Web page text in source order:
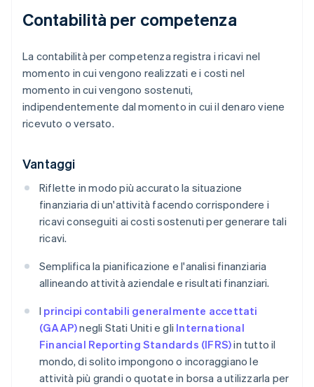
Contabilità per competenza
La contabilità per competenza registra i ricavi nel
momento in cui vengono realizzati e i costi nel
momento in cui vengono sostenuti,
indipendentemente dal momento in cui il denaro viene
ricevuto o versato.
Vantaggi
Riflette in modo più accurato la situazione
finanziaria di un'attività facendo corrispondere i
ricavi conseguiti ai costi sostenuti per generare tali
ricavi.
Semplifica la pianificazione e l'analisi finanziaria
allineando attività aziendale e risultati finanziari.
I principi contabili generalmente accettati
(GAAP)negli Stati Uniti e gli International
Financial Reporting Standards (IFRS)in tutto il
mondo, di solito impongono o incoraggiano le
attività più grandi o quotate in borsa a utilizzarla per